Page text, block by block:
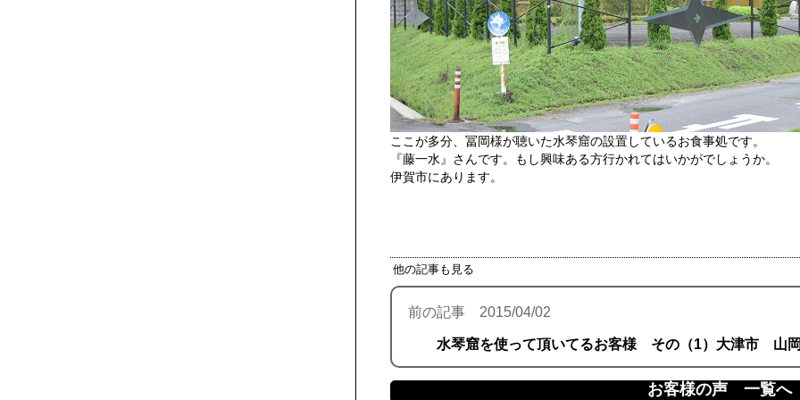
ここが多分、冨岡様が聴いた水琴窟の設置しているお食事処です。
『藤一水』さんです。もし興味ある方行かれてはいかがでしょうか。
伊賀市にあります。
他の記事も見る
前の記事 2015/04/02
水琴窟を使って頂いてるお客様 その（1）大津市 山
お客様の声 一覧へ